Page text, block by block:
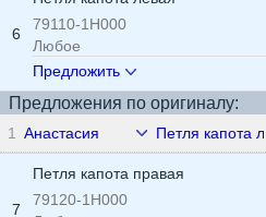
6
79110-1H000
Любое
Предложить
Предложения по оригиналу:
1 Анастасия Петля капота
7
Петля капота правая
79120-1H000